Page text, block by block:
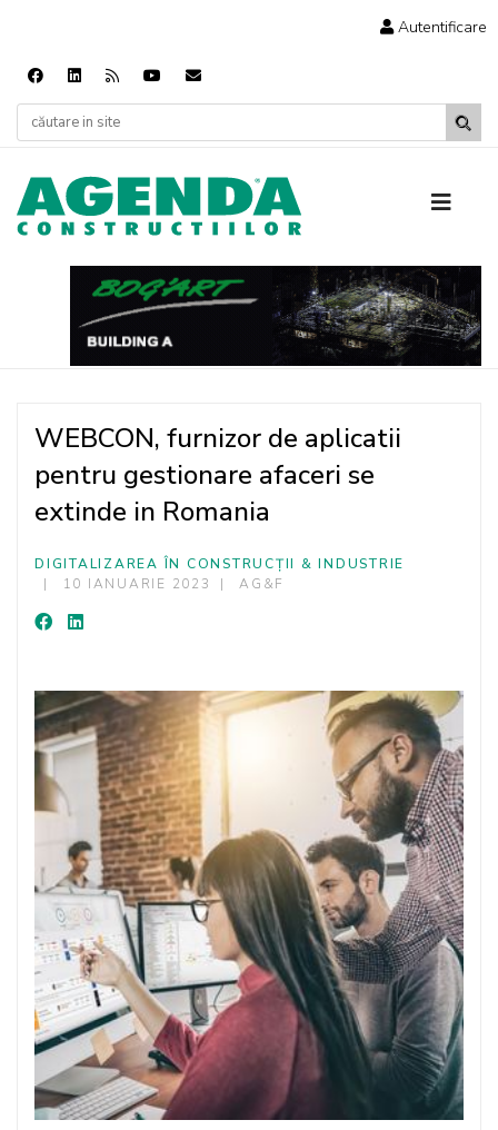
Autentificare
WEBCON, furnizor de aplicatii
pentru gestionare afaceri se
extinde in Romania
DIGITALIZAREA ÎN CONSTRUCȚII & INDUSTRIE
10 IANUARIE 2023
AG&F